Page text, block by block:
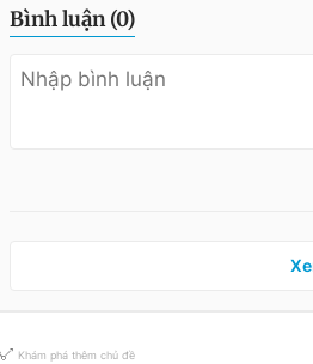
Bình luận (0)
Khám phá thêm chủ đề